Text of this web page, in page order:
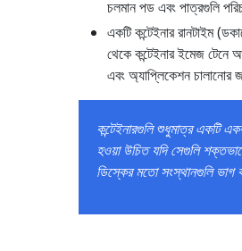
চলমান পড এবং পাত্রগুলি
একটি কন্টেইনার রানটাইম
থেকে কন্টেইনার ইমেজ টেনে
এবং অ্যাপ্লিকেশন চালানোর
কন্টেইনারগুলি শুধুমাত্র একটি
হওয়া উচিত যদি সেগুলি
ডিস্কের মতো সংস্থানগুলি ভাগ